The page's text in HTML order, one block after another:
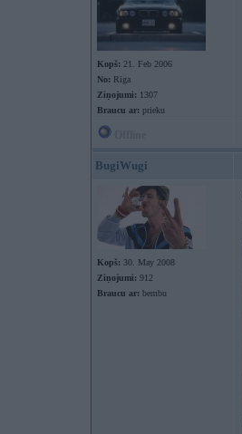
Kopš: 21. Feb 2006
No: Rīga
Ziņojumi: 1307
Braucu ar: prieku
BugiWugi
Kopš: 30. May 2008
Ziņojumi: 912
Braucu ar: bembu